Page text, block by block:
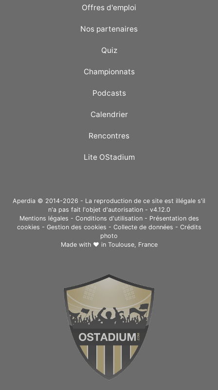
Offres d'emploi
Nos partenaires
Quiz
Championnats
Podcasts
Calendrier
Rencontres
Lite OStadium
Aperdia © 2014-2026 - La reproduction de ce site est illégale s'il
n'a pas fait l'objet d'autorisation - v4.12.0
Mentions légales - Conditions d'utilisation- Présentation des
cookies - Gestion des cookies - Collecte de données - Crédits
photo
Made with ❤ in Toulouse, France